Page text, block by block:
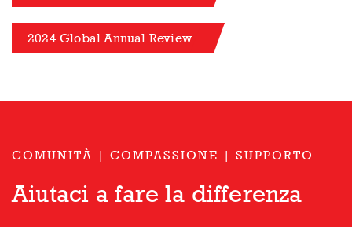
2024 Global Annual Review
COMUNITÀ | COMPASSIONE | SUPPORTO
Aiutaci a fare la differenza